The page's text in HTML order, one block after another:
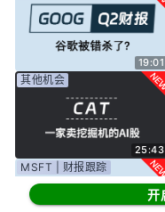
19:01
25:43
其他机会
MSFT | 财报跟踪
开